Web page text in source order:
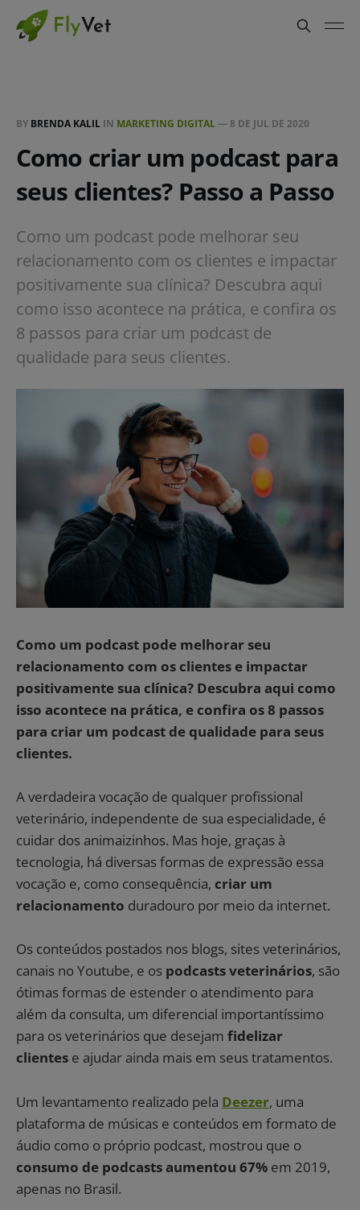
BY BRENDA KALIL IN MARKETING DIGITAL — 8 DE JUL DE 2020
Como criar um podcast para
seus clientes? Passo a Passo
Como um podcast pode melhorar seu
relacionamento com os clientes e impactar
positivamente sua clínica? Descubra aqui
como isso acontece na prática, e confira os
8 passos para criar um podcast de
qualidade para seus clientes.
Como um podcast pode melhorar seu
relacionamento com os clientes e impactar
positivamente sua clínica? Descubra aqui como
isso acontece na prática, e confira os 8 passos
para criar um podcast de qualidade para seus
clientes.
A verdadeira vocação de qualquer profissional
veterinário, independente de sua especialidade, é
cuidar dos animaizinhos. Mas hoje, graças à
tecnologia, há diversas formas de expressão essa
vocação e, como consequência, criar um
relacionamento duradouro por meio da internet.
Os conteúdos postados nos blogs, sites veterinários,
canais no Youtube, e os podcasts veterinários, são
ótimas formas de estender o atendimento para
além da consulta, um diferencial importantíssimo
para os veterinários que desejam fidelizar
clientes e ajudar ainda mais em seus tratamentos.
Um levantamento realizado pela Deezer, uma
plataforma de músicas e conteúdos em formato de
áudio como o próprio podcast, mostrou que o
consumo de podcasts aumentou 67% em 2019,
apenas no Brasil.